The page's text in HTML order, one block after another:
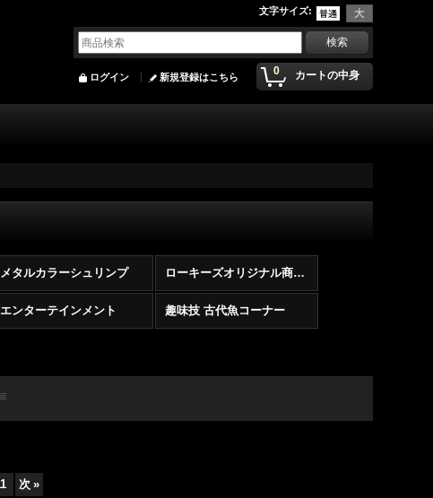
文字サイズ:
0 カートの中身
ログイン 新規登録はこちら
メタルカラーシュリンプ ローキーズオリジナル商品（その他商品）
エンターテインメント 趣味技 古代魚コーナー
次 »